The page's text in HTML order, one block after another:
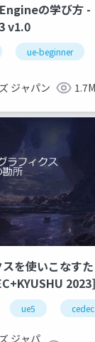
の学び方 -
v1.0
ue-beginner
ジャパン 1.7M
を使いこなすた
2023]
ue5 cedec
ジャパ